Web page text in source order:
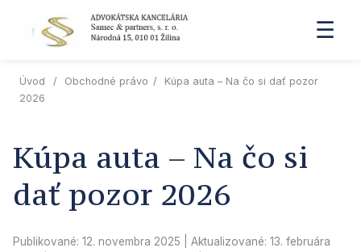
☰
Úvod / Obchodné právo /
Kúpa auta – Na čo si dať pozor
2026
Kúpa auta – Na čo si
dať pozor 2026
Publikované: 12. novembra 2025 | Aktualizované: 13. februára